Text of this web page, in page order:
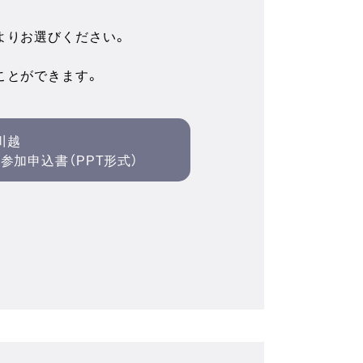
お選びください。
ができます。
越
加申込書（PPT形式）